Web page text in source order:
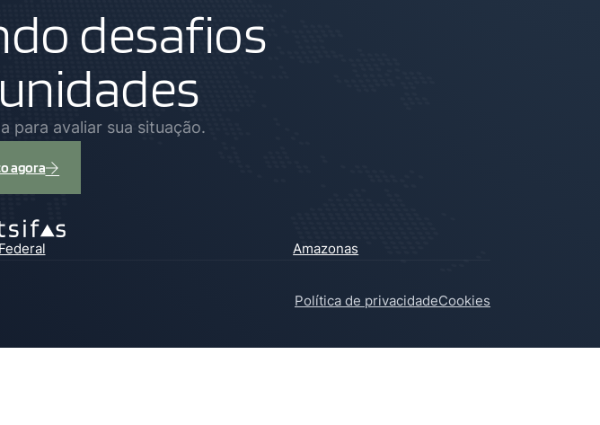
desafios
para avaliar sua situação.
agora
Amazonas
Política de privacidadeCookies